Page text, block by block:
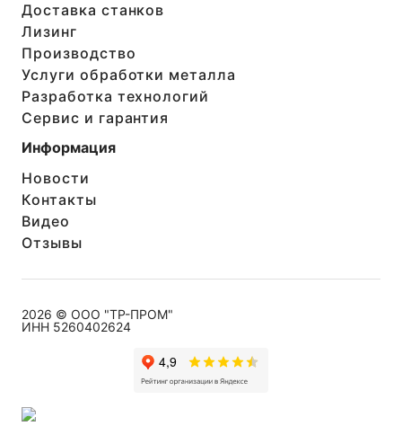
Доставка станков
Лизинг
Производство
Услуги обработки металла
Разработка технологий
Сервис и гарантия
Информация
Новости
Контакты
Видео
Отзывы
2026 © ООО "ТР-ПРОМ"
ИНН 5260402624